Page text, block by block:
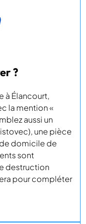
?
à Élancourt,
la mention «
aussi un
une pièce
domicile de
sont
destruction
pour compléter